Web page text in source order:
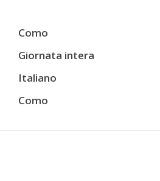
Como
Giornata intera
Italiano
Como